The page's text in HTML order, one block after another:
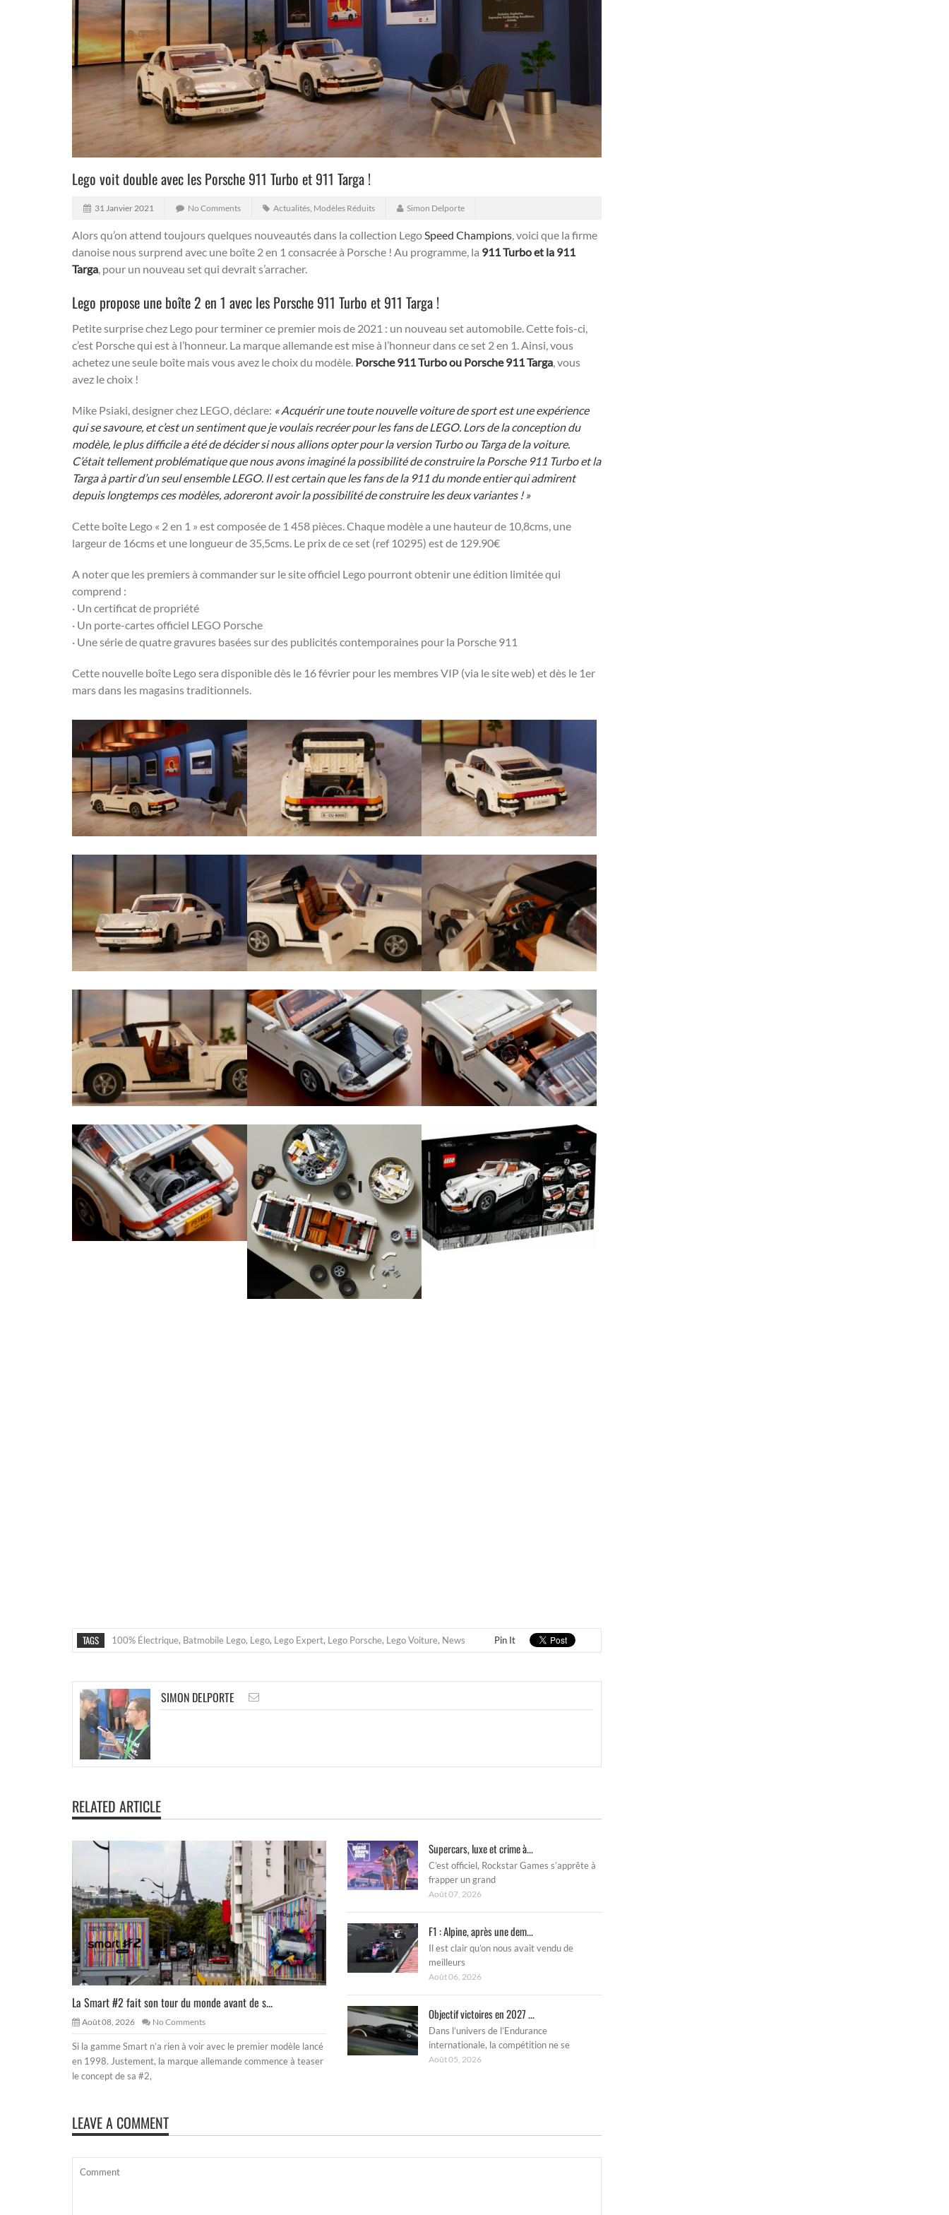
Lego voit double avec les Porsche 911 Turbo et 911 Targa !
31 Janvier 2021 No Comments Actualités, Modèles Réduits Simon Delporte
Alors qu’on attend toujours quelques nouveautés dans la collection LegoSpeed Champions, voici que la firme
danoise nous surprend avec une boîte 2 en 1 consacrée à Porsche ! Au programme, la 911 Turbo et la 911
Targa, pour un nouveau set qui devrait s’arracher.
Lego propose une boîte 2 en 1 avec les Porsche 911 Turbo et 911 Targa !
Petite surprise chez Lego pour terminer ce premier mois de 2021 : un nouveau set automobile. Cette fois-ci,
c’est Porsche qui est à l’honneur. La marque allemande est mise à l’honneur dans ce set 2 en 1. Ainsi, vous
achetez une seule boîte mais vous avez le choix du modèle. Porsche 911 Turbo ou Porsche 911 Targa, vous
avez le choix !
Mike Psiaki, designer chez LEGO, déclare: « Acquérir une toute nouvelle voiture de sport est une expérience
qui se savoure, et c’est un sentiment que je voulais recréer pour les fans de LEGO. Lors de la conception du
modèle, le plus difficile a été de décider si nous allions opter pour la version Turbo ou Targa de la voiture.
C’était tellement problématique que nous avons imaginé la possibilité de construire la Porsche 911 Turbo et la
Targa à partir d’un seul ensemble LEGO. Il est certain que les fans de la 911 du monde entier qui admirent
depuis longtemps ces modèles, adoreront avoir la possibilité de construire les deux variantes ! »
Cette boîte Lego « 2 en 1 » est composée de 1 458 pièces. Chaque modèle a une hauteur de 10,8cms, une
largeur de 16cms et une longueur de 35,5cms. Le prix de ce set (ref 10295) est de 129.90€
A noter que les premiers à commander sur le site officiel Lego pourront obtenir une édition limitée qui
comprend :
· Un certificat de propriété
· Un porte-cartes officiel LEGO Porsche
· Une série de quatre gravures basées sur des publicités contemporaines pour la Porsche 911
Cette nouvelle boîte Lego sera disponible dès le 16 février pour les membres VIP (via le site web) et dès le 1er
mars dans les magasins traditionnels.
TAGS 100% Électrique, Batmobile Lego, Lego, Lego Expert, Lego Porsche, Lego Voiture, News Pin It
SIMON DELPORTE
RELATED ARTICLE
La Smart #2 fait son tour du monde avant de s...
Août 08, 2026 No Comments
Si la gamme Smart n’a rien à voir avec le premier modèle lancé
en 1998. Justement, la marque allemande commence à teaser
le concept de sa #2,
Supercars, luxe et crime à...
C’est officiel, Rockstar Games s’apprête à
frapper un grand
Août 07, 2026
F1 : Alpine, après une dem...
Il est clair qu’on nous avait vendu de
meilleurs
Août 06, 2026
Objectif victoires en 2027 ...
Dans l’univers de l’Endurance
internationale, la compétition ne se
Août 05, 2026
LEAVE A COMMENT